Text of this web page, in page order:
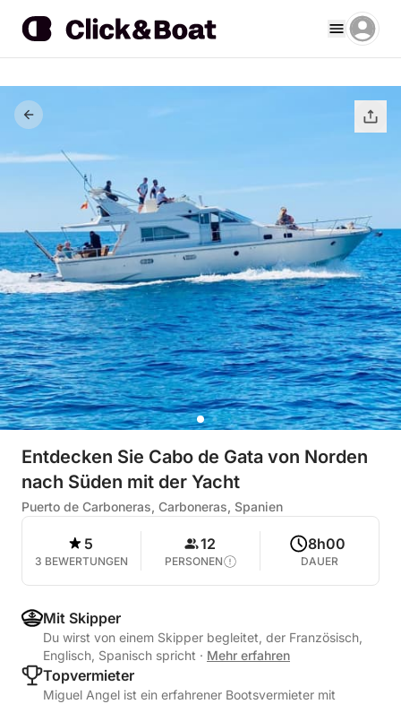
Entdecken Sie Cabo de Gata von Norden
nach Süden mit der Yacht
Puerto de Carboneras, Carboneras, Spanien
5
3 BEWERTUNGEN
12
PERSONEN
8h00
DAUER
Mit Skipper
Du wirst von einem Skipper begleitet, der Französisch,
Englisch, Spanisch spricht · Mehr erfahren
Topvermieter
Miguel Angel ist ein erfahrener Bootsvermieter mit